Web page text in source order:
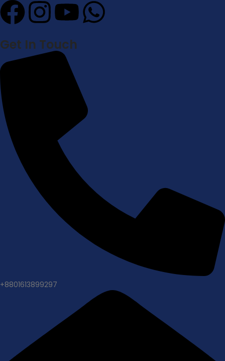
Get In Touch
+8801613899297